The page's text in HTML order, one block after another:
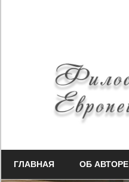
Миф-
Медузы
культуры
ГЛАВНАЯ ОБ АВТОРЕ